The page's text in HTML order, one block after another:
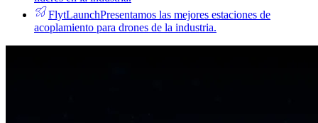
FlytLaunchPresentamos las mejores estaciones de
acoplamiento para drones de la industria.